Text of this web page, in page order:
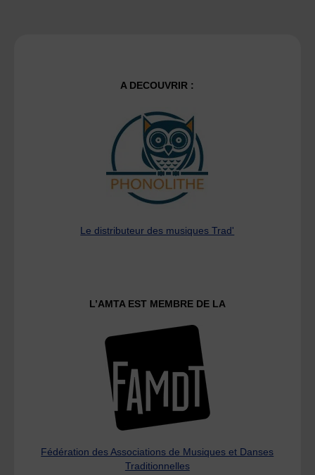
A DECOUVRIR :
Le distributeur des musiques Trad'
L’AMTA EST MEMBRE DE LA
Fédération des Associations de Musiques et Danses
Traditionnelles